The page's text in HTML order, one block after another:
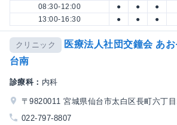
08:30-12:00
● ● ●
13:00-16:30
● ● ●
クリニック
医療法人社団交鐘会 あ
台南
診療科： 内科
〒9820011 宮城県仙台市太白区長町六丁
022-797-8807